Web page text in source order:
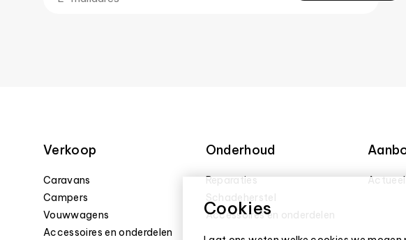
Cookies
Verkoop
Caravans
Campers
Vouwwagens
Accessoires en onderdelen
Onderhoud
Reparaties
Schadeherstel
Accessoires en onderdelen